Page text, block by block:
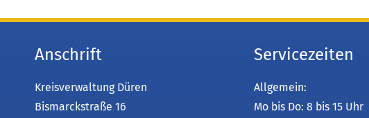
Anschrift
Kreisverwaltung Düren
Bismarckstraße 16
Servicezeiten
Allgemein:
Mo bis Do: 8 bis 15 Uhr